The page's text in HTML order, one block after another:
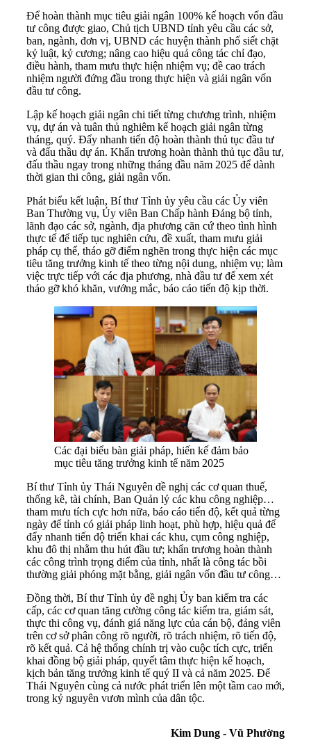
Để hoàn thành mục tiêu giải ngân 100% kế hoạch vốn đầu
tư công được giao, Chủ tịch UBND tỉnh yêu cầu các sở,
ban, ngành, đơn vị, UBND các huyện thành phố siết chặt
kỷ luật, kỷ cương; nâng cao hiệu quả công tác chỉ đạo,
điều hành, tham mưu thực hiện nhiệm vụ; đề cao trách
nhiệm người đứng đầu trong thực hiện và giải ngân vốn
đầu tư công.
Lập kế hoạch giải ngân chi tiết từng chương trình, nhiệm
vụ, dự án và tuân thủ nghiêm kế hoạch giải ngân từng
tháng, quý. Đẩy nhanh tiến độ hoàn thành thủ tục đầu tư
và đấu thầu dự án. Khẩn trương hoàn thành thủ tục đầu tư,
đấu thầu ngay trong những tháng đầu năm 2025 để dành
thời gian thi công, giải ngân vốn.
Phát biểu kết luận, Bí thư Tỉnh ủy yêu cầu các Ủy viên
Ban Thường vụ, Ủy viên Ban Chấp hành Đảng bộ tỉnh,
lãnh đạo các sở, ngành, địa phương căn cứ theo tình hình
thực tế để tiếp tục nghiên cứu, đề xuất, tham mưu giải
pháp cụ thể, tháo gỡ điểm nghẽn trong thực hiện các mục
tiêu tăng trưởng kinh tế theo từng nội dung, nhiệm vụ; làm
việc trực tiếp với các địa phương, nhà đầu tư để xem xét
tháo gỡ khó khăn, vướng mắc, báo cáo tiến độ kịp thời.
Các đại biểu bàn giải pháp, hiến kế đảm bảo
mục tiêu tăng trưởng kinh tế năm 2025
Bí thư Tỉnh ủy Thái Nguyên đề nghị các cơ quan thuế,
thống kê, tài chính, Ban Quản lý các khu công nghiệp…
tham mưu tích cực hơn nữa, báo cáo tiến độ, kết quả từng
ngày để tỉnh có giải pháp linh hoạt, phù hợp, hiệu quả để
đẩy nhanh tiến độ triển khai các khu, cụm công nghiệp,
khu đô thị nhằm thu hút đầu tư; khẩn trương hoàn thành
các công trình trọng điểm của tỉnh, nhất là công tác bồi
thường giải phóng mặt bằng, giải ngân vốn đầu tư công…
Đồng thời, Bí thư Tỉnh ủy đề nghị Ủy ban kiểm tra các
cấp, các cơ quan tăng cường công tác kiểm tra, giám sát,
thực thi công vụ, đánh giá năng lực của cán bộ, đảng viên
trên cơ sở phân công rõ người, rõ trách nhiệm, rõ tiến độ,
rõ kết quả. Cả hệ thống chính trị vào cuộc tích cực, triển
khai đồng bộ giải pháp, quyết tâm thực hiện kế hoạch,
kịch bản tăng trưởng kinh tế quý II và cả năm 2025. Để
Thái Nguyên cùng cả nước phát triển lên một tầm cao mới,
trong kỷ nguyên vươn mình của dân tộc.
Kim Dung - Vũ Phường